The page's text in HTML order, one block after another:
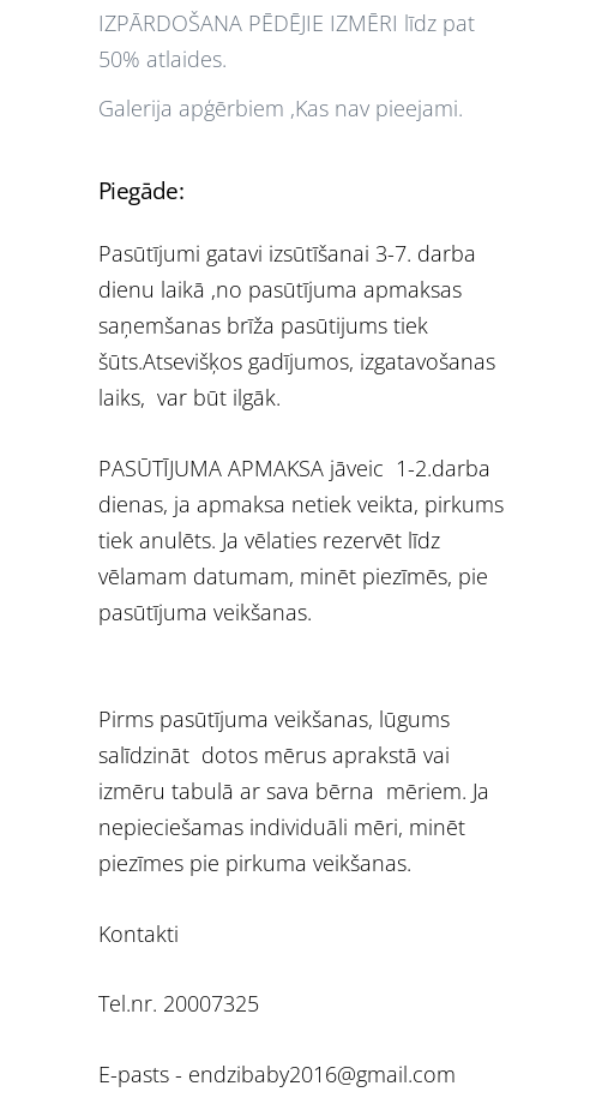
IZPĀRDOŠANA PĒDĒJIE IZMĒRI līdz pat
50% atlaides.
Galerija apģērbiem ,Kas nav pieejami.
Piegāde:
Pasūtījumi gatavi izsūtīšanai 3-7. darba
dienu laikā ,no pasūtījuma apmaksas
saņemšanas brīža pasūtijums tiek
šūts.Atsevišķos gadījumos, izgatavošanas
laiks, var būt ilgāk.
PASŪTĪJUMA APMAKSA jāveic 1-2.darba
dienas, ja apmaksa netiek veikta, pirkums
tiek anulēts. Ja vēlaties rezervēt līdz
vēlamam datumam, minēt piezīmēs, pie
pasūtījuma veikšanas.
Pirms pasūtījuma veikšanas, lūgums
salīdzināt dotos mērus aprakstā vai
izmēru tabulā ar sava bērna mēriem. Ja
nepieciešamas individuāli mēri, minēt
piezīmes pie pirkuma veikšanas.
Kontakti
Tel.nr. 20007325
E-pasts - endzibaby2016@gmail.com